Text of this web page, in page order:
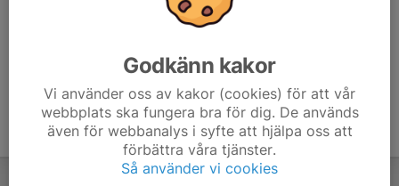
Godkänn kakor
Vi använder oss av kakor (cookies) för att vår
webbplats ska fungera bra för dig. De används
även för webbanalys i syfte att hjälpa oss att
förbättra våra tjänster.
Så använder vi cookies